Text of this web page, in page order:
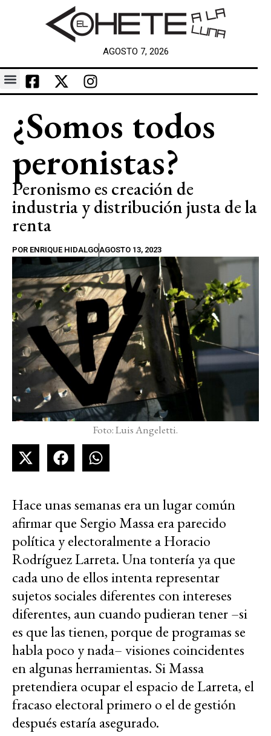
AGOSTO 7, 2026
¿Somos todos
peronistas?
Peronismo es creación de
industria y distribución justa de la
renta
POR ENRIQUE HIDALGOAGOSTO 13, 2023
Foto: Luis Angeletti.
Hace unas semanas era un lugar común
afirmar que Sergio Massa era parecido
política y electoralmente a Horacio
Rodríguez Larreta. Una tontería ya que
cada uno de ellos intenta representar
sujetos sociales diferentes con intereses
diferentes, aun cuando pudieran tener –si
es que las tienen, porque de programas se
habla poco y nada– visiones coincidentes
en algunas herramientas. Si Massa
pretendiera ocupar el espacio de Larreta, el
fracaso electoral primero o el de gestión
después estaría asegurado.